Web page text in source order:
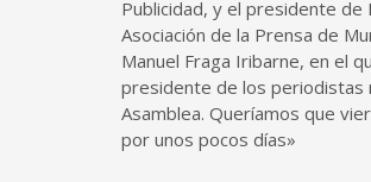
Publicidad, y el presidente de
Asociación de la Prensa de
Manuel Fraga Iribarne, en el
presidente de los periodistas
Asamblea. Queríamos que
por unos pocos días»